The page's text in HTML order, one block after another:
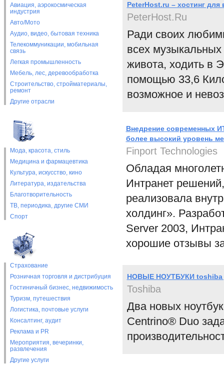
Авиация, аэрокосмическая
индустрия
Авто/Мото
Аудио, видео, бытовая техника
Телекоммуникации, мобильная
связь
Легкая промышленность
Мебель, лес, деревообработка
Строительство, стройматериалы,
ремонт
Другие отрасли
Мода, красота, стиль
Медицина и фармацевтика
Культура, искусство, кино
Литература, издательства
Благотворительность
ТВ, периодика, другие СМИ
Спорт
Страхование
Розничная торговля и дистрибуция
Гостиничный бизнес, недвижимость
Туризм, путешествия
Логистика, почтовые услуги
Консалтинг, аудит
Реклама и PR
Мероприятия, вечеринки,
развлечения
Другие услуги
PeterHost.ru – хостинг
PeterHost.Ru
Ради своих
всех
живота, ходить в
помощью 33,6
возможное и
Внедрение современных
более высокий уровень
Finport Technologies
Обладая
Интранет
реализовала
холдинг».
Server 2003,
хорошие отзывы
НОВЫЕ НОУТБУКИ
Toshiba
Два новых
Centrino® Duo